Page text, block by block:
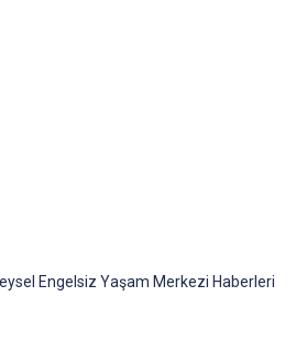
Engelsiz Yaşam Merkezi Haberleri